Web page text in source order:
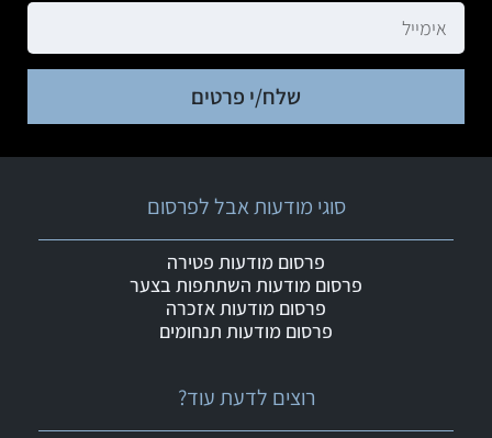
שלח/י פרטים
רוצים לדעת עוד?
סוגי מודעות אבל לפרסום
פרסום מודעות פטירה
פרסום מודעות השתתפות בצער
פרסום מודעות אזכרה
פרסום מודעות תנחומים